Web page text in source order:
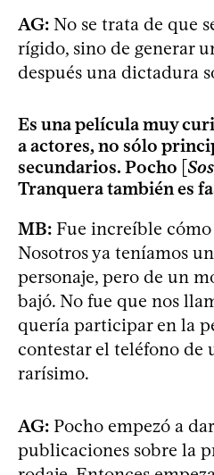
AG: No se trata de que
rígido, sino de generar
después una dictadura
Es una película muy
a actores, no sólo
secundarios. Pocho [
Tranquera también es
MB: Fue increíble
Nosotros ya teníamos
personaje, pero de un
bajó. No fue que nos
quería participar en la
contestar el teléfono de
rarísimo.
AG: Pocho empezó a
publicaciones sobre la